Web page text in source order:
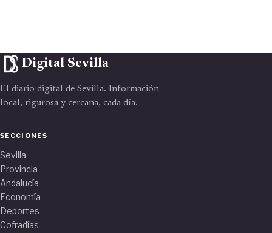
Digital Sevilla
El diario digital de Sevilla. Información
local, rigurosa y cercana, cada día.
SECCIONES
Sevilla
Provincia
Andalucía
Economía
Deportes
Cofradías